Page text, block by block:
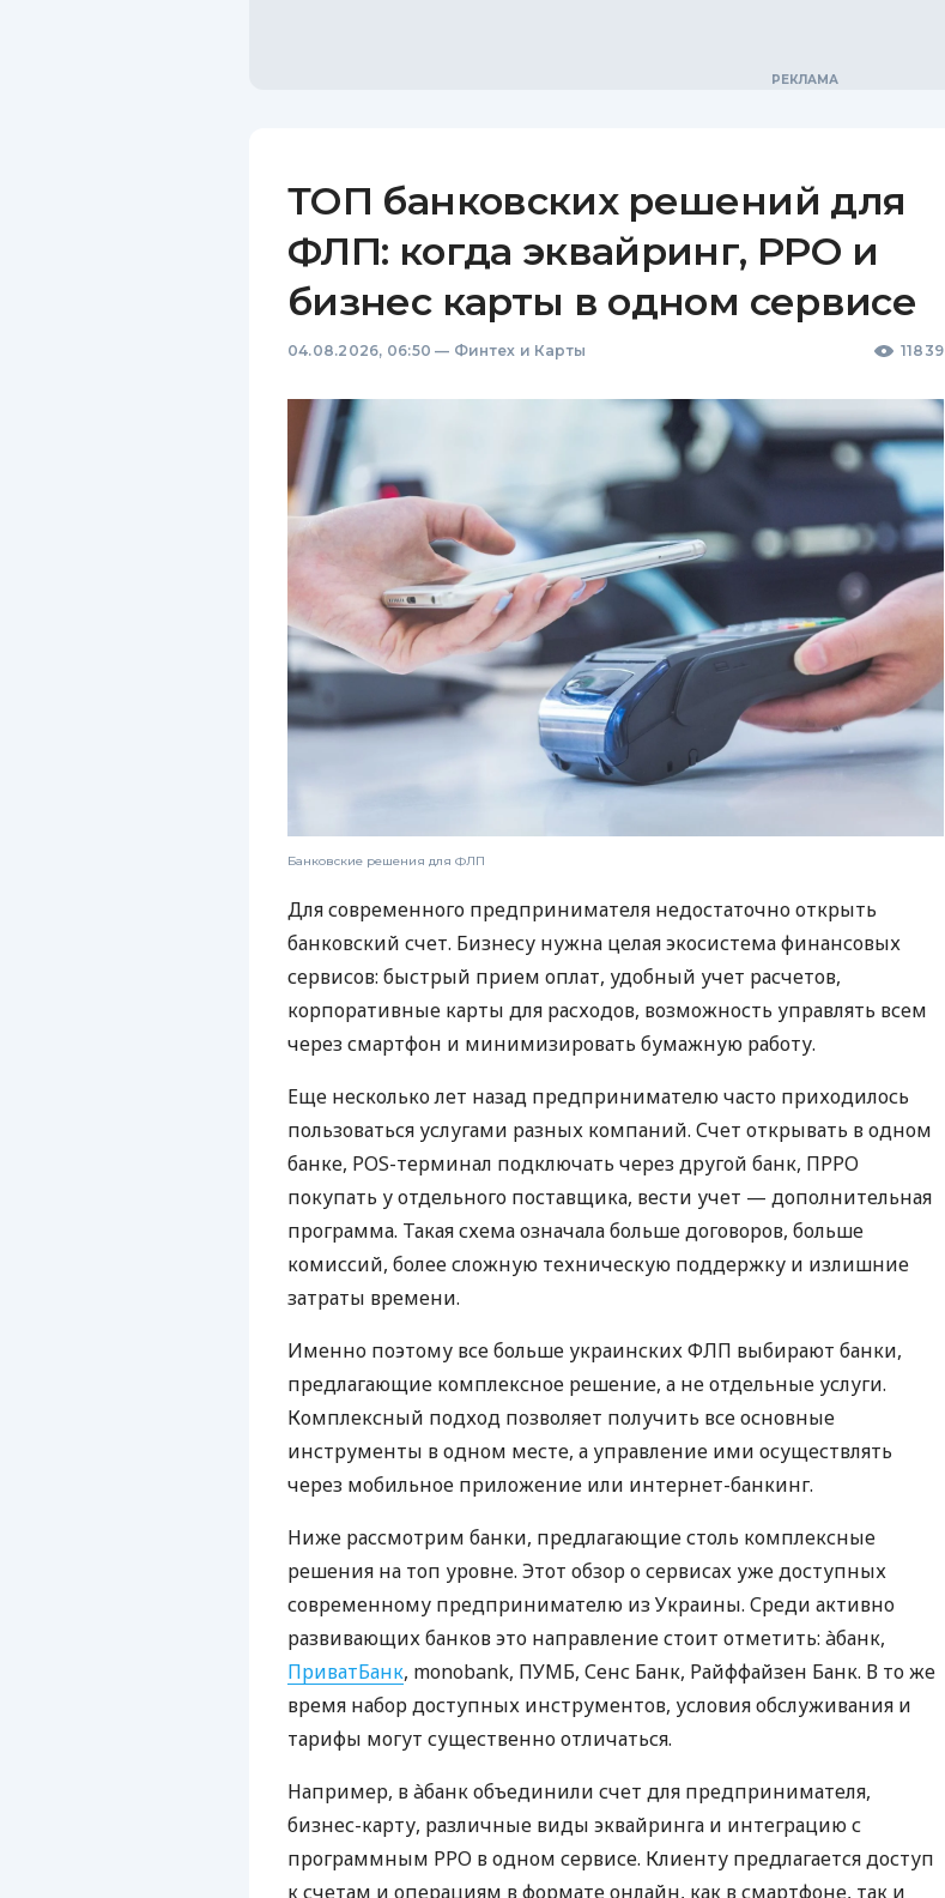
ТОП банковских решений для
ФЛП: когда эквайринг, РРО и
бизнес карты в одном сервисе
04.08.2026, 06:50 — Финтех и Карты 11839
Банковские решения для ФЛП
Для современного предпринимателя недостаточно открыть
банковский счет. Бизнесу нужна целая экосистема финансовых
сервисов: быстрый прием оплат, удобный учет расчетов,
корпоративные карты для расходов, возможность управлять всем
через смартфон и минимизировать бумажную работу.
Еще несколько лет назад предпринимателю часто приходилось
пользоваться услугами разных компаний. Счет открывать в одном
банке, POS-терминал подключать через другой банк, ПРРО
покупать у отдельного поставщика, вести учет — дополнительная
программа. Такая схема означала больше договоров, больше
комиссий, более сложную техническую поддержку и излишние
затраты времени.
Именно поэтому все больше украинских ФЛП выбирают банки,
предлагающие комплексное решение, а не отдельные услуги.
Комплексный подход позволяет получить все основные
инструменты в одном месте, а управление ими осуществлять
через мобильное приложение или интернет-банкинг.
Ниже рассмотрим банки, предлагающие столь комплексные
решения на топ уровне. Этот обзор о сервисах уже доступных
современному предпринимателю из Украины. Среди активно
развивающих банков это направление стоит отметить: àбанк,
ПриватБанк, monobank, ПУМБ, Сенс Банк, Райффайзен Банк. В то же
время набор доступных инструментов, условия обслуживания и
тарифы могут существенно отличаться.
Например, в àбанк объединили счет для предпринимателя,
бизнес-карту, различные виды эквайринга и интеграцию с
программным РРО в одном сервисе. Клиенту предлагается доступ
к счетам и операциям в формате онлайн, как в смартфоне, так и